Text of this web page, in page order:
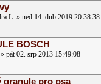
L. » ned 14. dub 2019 20:38:38
BOSCH
pát 02. srp 2013 15:49:08
granule pro psa